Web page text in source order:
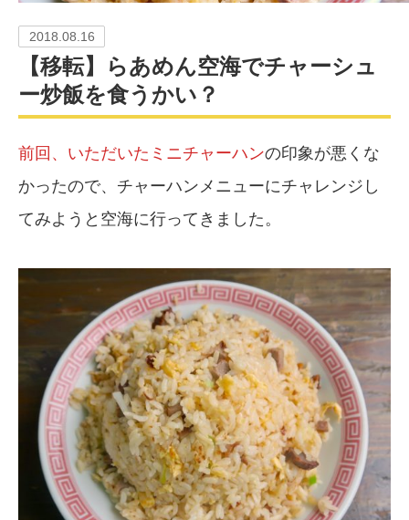
2018.08.16
【移転】らあめん空海でチャーシュ
ー炒飯を食うかい？
前回、いただいたミニチャーハンの印象が悪くな
かったので、チャーハンメニューにチャレンジし
てみようと空海に行ってきました。